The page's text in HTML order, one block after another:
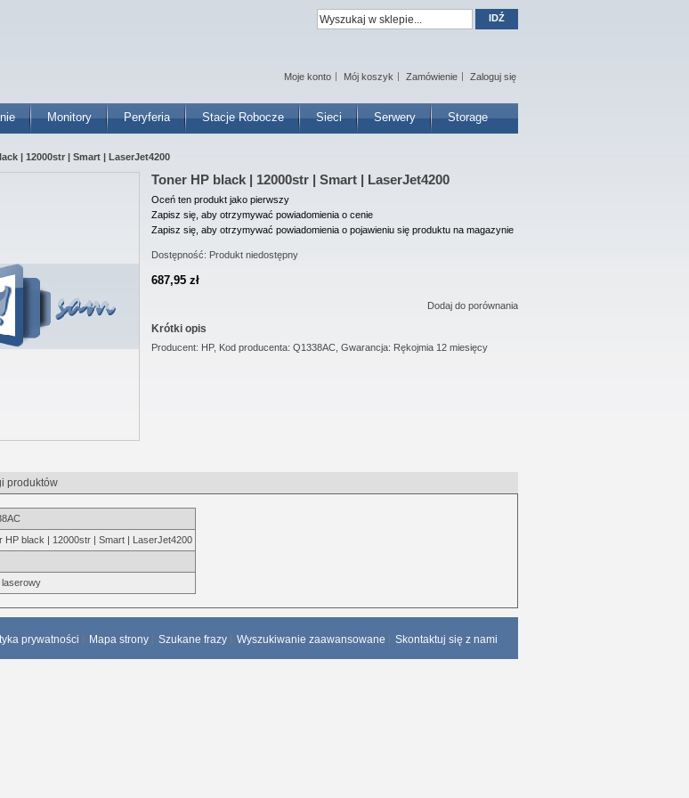
Monitory Peryferia Stacje Robocze Sieci Serwery Storage
Moje konto Mój koszyk Zamówienie Zaloguj się
IDŹ
| 12000str | Smart | LaserJet4200
Toner HP black | 12000str | Smart | LaserJet4200
Oceń ten produkt jako pierwszy
Zapisz się, aby otrzymywać powiadomienia o cenie
Zapisz się, aby otrzymywać powiadomienia o pojawieniu się produktu na magazynie
Dostępność: Produkt niedostępny
687,95 zł
Dodaj do porównania
Krótki opis
Producent: HP, Kod producenta: Q1338AC, Gwarancja: Rękojmia 12 miesięcy
produktów
HP black | 12000str | Smart | LaserJet4200
laserowy
prywatności Mapa strony Szukane frazy Wyszukiwanie zaawansowane Skontaktuj się z nami